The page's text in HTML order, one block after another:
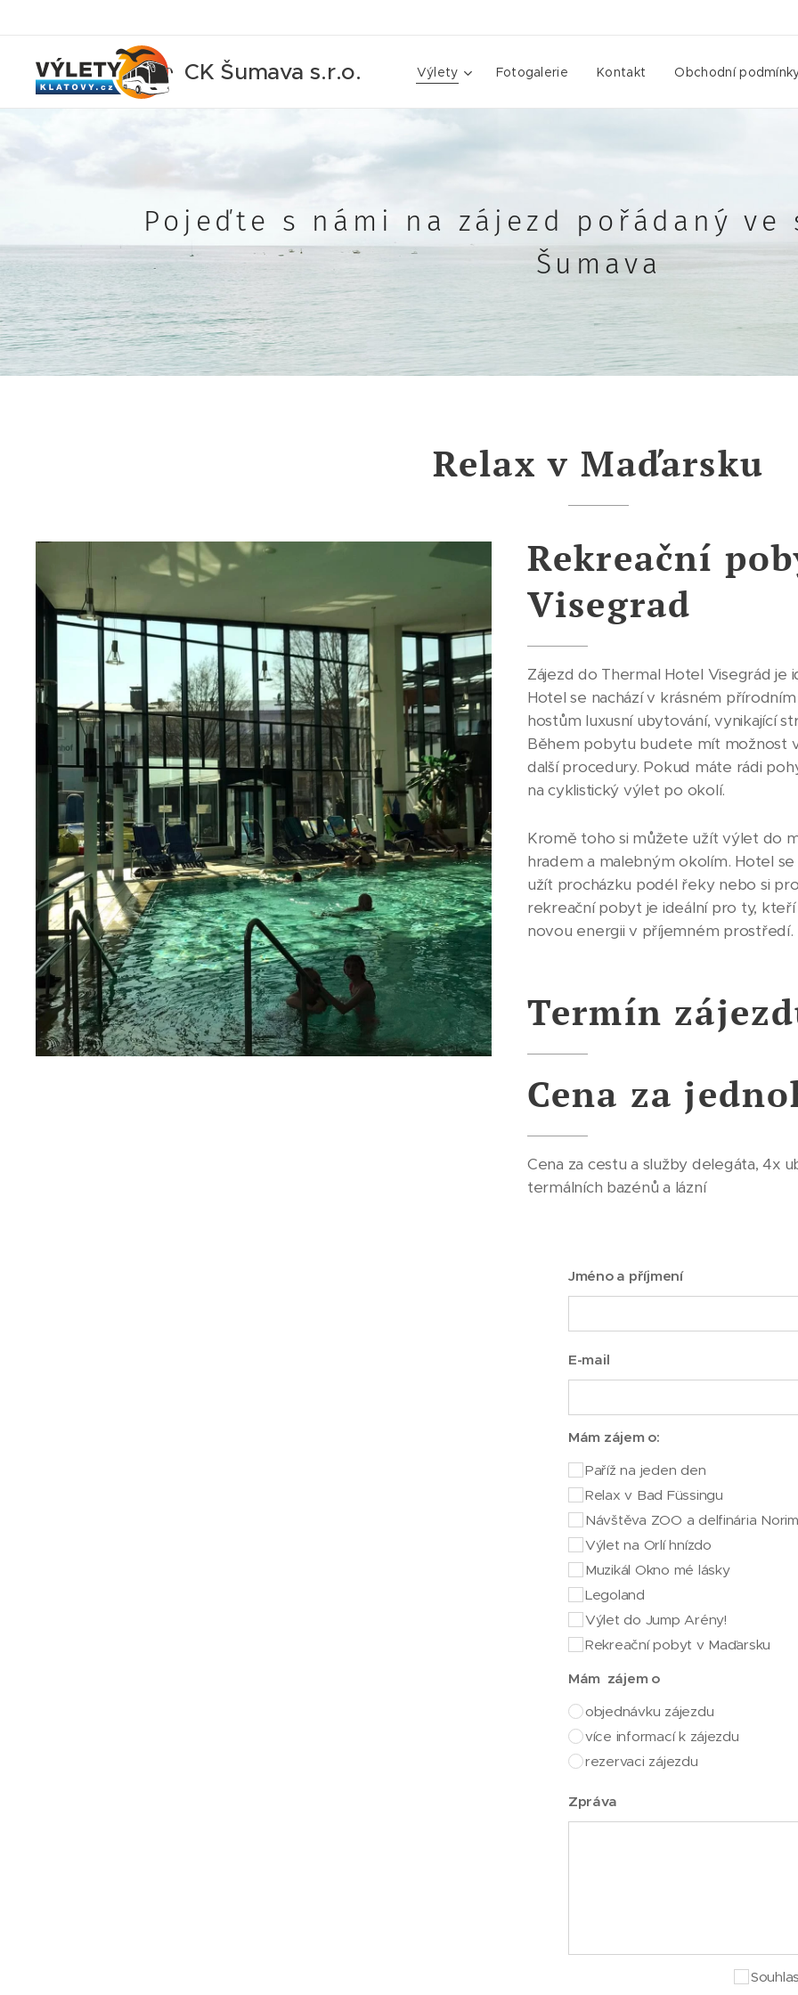
CK Šumava s.r.o. Výlety Fotogalerie Kontakt Obchodní
Pojeďte s námi na zájezd pořádaný ve
Šumava
Relax v Maďarsku
Rekreační
Visegrad
Zájezd do Thermal Hotel Visegrád je
Hotel se nachází v krásném
hostům luxusní ubytování, vynikající
Během pobytu budete mít možnost
další procedury. Pokud máte rádi
na cyklistický výlet po okolí.
Kromě toho si můžete užít výlet do
hradem a malebným okolím. Hotel
užít procházku podél řeky nebo si
rekreační pobyt je ideální pro ty,
novou energii v příjemném prostředí.
Termín
Cena za
Cena za cestu a služby delegáta, 4x
termálních bazénů a lázní
Jméno a příjmení
E-mail
Mám zájem o:
Paříž na jeden den
Relax v Bad Füssingu
Návštěva ZOO a delfinária
Výlet na Orlí hnízdo
Muzikál Okno mé lásky
Legoland
Výlet do Jump Arény!
Rekreační pobyt v Maďarsku
Mám zájem o
objednávku zájezdu
více informací k zájezdu
rezervaci zájezdu
Zpráva